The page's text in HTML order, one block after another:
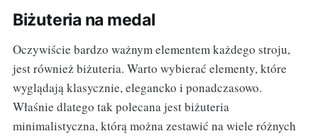
Biżuteria na medal
Oczywiście bardzo ważnym elementem każdego stroju,
jest również biżuteria. Warto wybierać elementy, które
wyglądają klasycznie, elegancko i ponadczasowo.
Właśnie dlatego tak polecana jest biżuteria
minimalistyczna, którą można zestawić na wiele różnych